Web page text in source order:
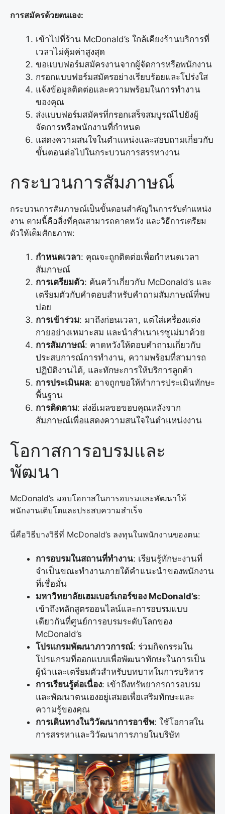
การสมัครด้วยตนเอง:
เข้าไปที่ร้าน McDonald’s ใกล้เคียงร้านบริการที่
เวลาไม่คุ้มค่าสูงสุด
ขอแบบฟอร์มสมัครงานจากผู้จัดการหรือพนักงาน
กรอกแบบฟอร์มสมัครอย่างเรียบร้อยและโปร่งใส
แจ้งข้อมูลติดต่อและความพร้อมในการทำงาน
ของคุณ
ส่งแบบฟอร์มสมัครที่กรอกเสร็จสมบูรณ์ไปยังผู้
จัดการหรือพนักงานที่กำหนด
แสดงความสนใจในตำแหน่งและสอบถามเกี่ยวกับ
ขั้นตอนต่อไปในกระบวนการสรรหางาน
กระบวนการสัมภาษณ์
กระบวนการสัมภาษณ์เป็นขั้นตอนสำคัญในการรับตำแหน่ง
งาน ตามนี้คือสิ่งที่คุณสามารถคาดหวัง และวิธีการเตรียม
ตัวให้เต็มศักยภาพ:
กำหนดเวลา: คุณจะถูกติดต่อเพื่อกำหนดเวลา
สัมภาษณ์
การเตรียมตัว: ค้นคว้าเกี่ยวกับ McDonald’s และ
เตรียมตัวกับคำตอบสำหรับคำถามสัมภาษณ์ที่พบ
บ่อย
การเข้าร่วม: มาถึงก่อนเวลา, แต่ใส่เครื่องแต่ง
กายอย่างเหมาะสม และนำสำเนาเรซูเม่มาด้วย
การสัมภาษณ์: คาดหวังให้ตอบคำถามเกี่ยวกับ
ประสบการณ์การทำงาน, ความพร้อมที่สามารถ
ปฏิบัติงานได้, และทักษะการให้บริการลูกค้า
การประเมินผล: อาจถูกขอให้ทำการประเมินทักษะ
พื้นฐาน
การติดตาม: ส่งอีเมลขอขอบคุณหลังจาก
สัมภาษณ์เพื่อแสดงความสนใจในตำแหน่งงาน
โอกาสการอบรมและ
พัฒนา
McDonald’s มอบโอกาสในการอบรมและพัฒนาให้
พนักงานเติบโตและประสบความสำเร็จ
นี่คือวิธีบางวิธีที่ McDonald’s ลงทุนในพนักงานของตน:
การอบรมในสถานที่ทำงาน: เรียนรู้ทักษะงานที่
จำเป็นขณะทำงานภายใต้คำแนะนำของพนักงาน
ที่เชื่อมั่น
มหาวิทยาลัยเฮมเบอร์เกอร์ของ McDonald’s:
เข้าถึงหลักสูตรออนไลน์และการอบรมแบบ
เดียวกันที่ศูนย์การอบรมระดับโลกของ
McDonald’s
โปรแกรมพัฒนาภาวการณ์: ร่วมกิจกรรมใน
โปรแกรมที่ออกแบบเพื่อพัฒนาทักษะในการเป็น
ผู้นำและเตรียมตัวสำหรับบทบาทในการบริหาร
การเรียนรู้ต่อเนื่อง: เข้าถึงทรัพยากรการอบรม
และพัฒนาตนเองอยู่เสมอเพื่อเสริมทักษะและ
ความรู้ของคุณ
การเดินทางในวิวัฒนาการอาชีพ: ใช้โอกาสใน
การสรรหาและวิวัฒนาการภายในบริษัท